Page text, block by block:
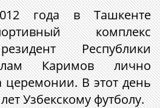
года в Ташкенте
комплекс
Республики
Каримов лично
церемонии. В этот день
Узбекскому футболу.